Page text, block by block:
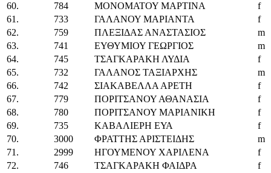
60.
784 ΜΟΝΟΜΑΤΟΥ ΜΑΡΤΙΝΑ
f
61.
733 ΓΑΛΑΝΟΥ ΜΑΡΙΑΝΤΑ
f
62.
759 ΠΛΕΞΙΔΑΣ ΑΝΑΣΤΑΣΙΟΣ
m
63.
741 ΕΥΘΥΜΙΟΥ ΓΕΩΡΓΙΟΣ
m
64.
745 ΤΣΑΓΚΑΡΑΚΗ ΛΥΔΙΑ
f
65.
732 ΓΑΛΑΝΟΣ ΤΑΞΙΑΡΧΗΣ
m
66.
742 ΣΙΑΚΑΒΕΛΛΑ ΑΡΕΤΗ
f
67.
779 ΠΟΡΙΤΣΑΝΟΥ ΑΘΑΝΑΣΙΑ
f
68.
780 ΠΟΡΙΤΣΑΝΟΥ ΜΑΡΙΑΝΙΚΗ
f
69.
735 ΚΑΒΑΛΙΕΡΗ ΕΥΑ
f
70.
3000 ΦΡΑΤΤΗΣ ΑΡΙΣΤΕΙΔΗΣ
m
71.
2999 ΗΓΟΥΜΕΝΟΥ ΧΑΡΙΛΕΝΑ
f
72.
746 ΤΣΑΓΚΑΡΑΚΗ ΦΑΙΔΡΑ
f